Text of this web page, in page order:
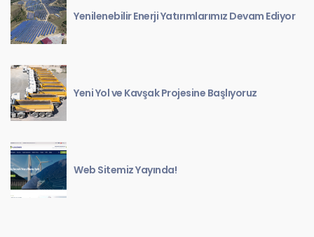
Yenilenebilir Enerji Yatırımlarımız Devam Ediyor
Yeni Yol ve Kavşak Projesine Başlıyoruz
Web Sitemiz Yayında!